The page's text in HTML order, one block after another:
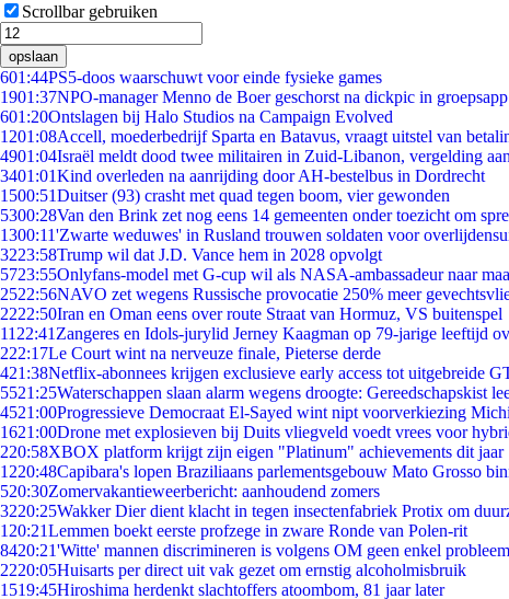
Scrollbar gebruiken
opslaan
601:44PS5-doos waarschuwt voor einde fysieke games
1901:37NPO-manager Menno de Boer geschorst na dickpic in groepsapp
601:20Ontslagen bij Halo Studios na Campaign Evolved
1201:08Accell, moederbedrijf Sparta en Batavus, vraagt uitstel van
4901:04Israël meldt dood twee militairen in Zuid-Libanon, vergelding
3401:01Kind overleden na aanrijding door AH-bestelbus in Dordrecht
1500:51Duitser (93) crasht met quad tegen boom, vier gewonden
5300:28Van den Brink zet nog eens 14 gemeenten onder toezicht om
1300:11'Zwarte weduwes' in Rusland trouwen soldaten voor
3223:58Trump wil dat J.D. Vance hem in 2028 opvolgt
5723:55Onlyfans-model met G-cup wil als NASA-ambassadeur naar
2522:56NAVO zet wegens Russische provocatie 250% meer
2222:50Iran en Oman eens over route Straat van Hormuz, VS buitenspel
11 22:41 Zangeres en Idols-jurylid Jerney Kaagman op 79-jarige leeftijd
222:17Le Court wint na nerveuze finale, Pieterse derde
421:38Netflix-abonnees krijgen exclusieve early access tot uitgebreide
5521:25Waterschappen slaan alarm wegens droogte: Gereedschapskist
4521:00Progressieve Democraat El-Sayed wint nipt voorverkiezing
1621:00Drone met explosieven bij Duits vliegveld voedt vrees voor
220:58XBOX platform krijgt zijn eigen "Platinum" achievements dit jaar
1220:48Capibara's lopen Braziliaans parlementsgebouw Mato Grosso
520:30Zomervakantieweerbericht: aanhoudend zomers
3220:25Wakker Dier dient klacht in tegen insectenfabriek Protix om
1 20:21Lemmen boekt eerste profzege in zware Ronde van Polen-rit
8420:21'Witte' mannen discrimineren is volgens OM geen enkel probleem
2220:05Huisarts per direct uit vak gezet om ernstig alcoholmisbruik
1519:45Hiroshima herdenkt slachtoffers atoombom, 81 jaar later